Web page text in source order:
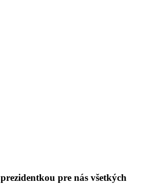
pre nás všetkých